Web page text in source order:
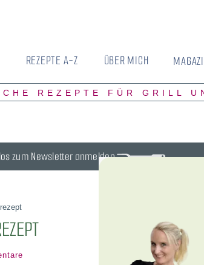
REZEPTE A-Z ÜBER MICH
REZEPTE FÜR GRILL
zum Newsletter anmelden.